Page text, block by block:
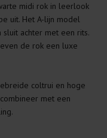
je nieuwe kleding.
was-tips:
de
is een drupje
midi rok in leerlook
uit. Het A-lijn model
achter met een rits.
de rok een luxe
coltrui en hoge
met een